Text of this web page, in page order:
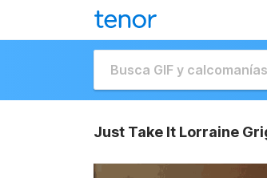
Just Take It Lorraine